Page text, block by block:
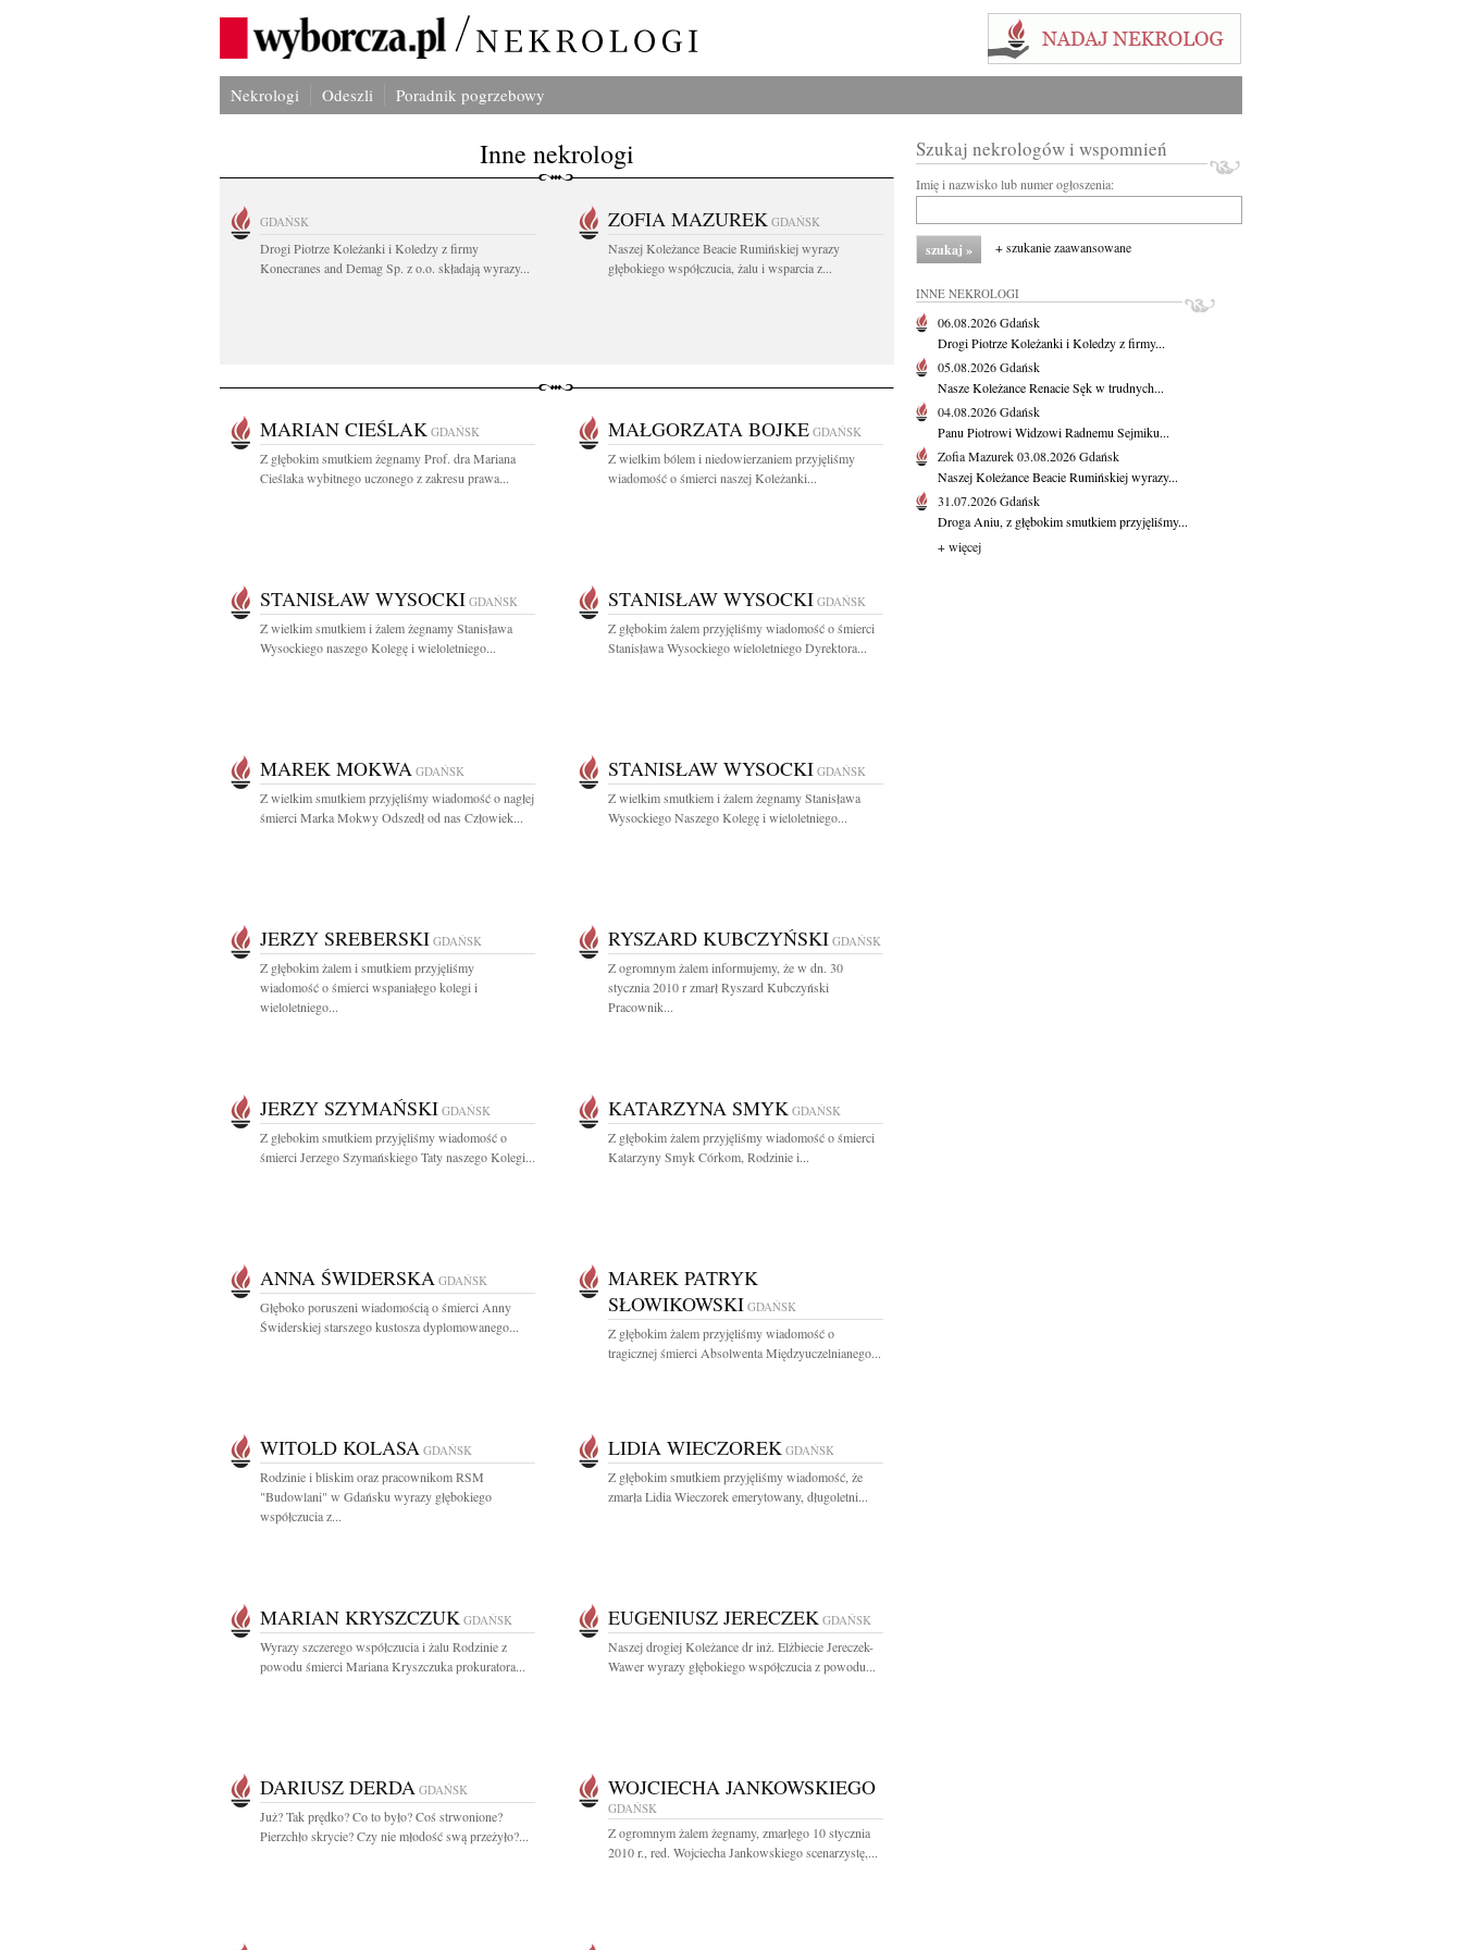
Nekrologi Odeszli Poradnik pogrzebowy
Inne nekrologi
GDAŃSK
Drogi Piotrze Koleżanki i Koledzy z firmy
Konecranes and Demag Sp. z o.o. składają wyrazy...
ZOFIA MAZUREK GDAŃSK
Naszej Koleżance Beacie Rumińskiej wyrazy
głębokiego współczucia, żalu i wsparcia z...
MARIAN CIEŚLAK GDAŃSK
Z głębokim smutkiem żegnamy Prof. dra Mariana
Cieślaka wybitnego uczonego z zakresu prawa...
MAŁGORZATA BOJKE GDAŃSK
Z wielkim bólem i niedowierzaniem przyjęliśmy
wiadomość o śmierci naszej Koleżanki...
STANISŁAW WYSOCKI GDAŃSK
Z wielkim smutkiem i żalem żegnamy Stanisława
Wysockiego naszego Kolegę i wieloletniego...
STANISŁAW WYSOCKI GDAŃSK
Z głębokim żalem przyjęliśmy wiadomość o śmierci
Stanisława Wysockiego wieloletniego Dyrektora...
MAREK MOKWA GDAŃSK
Z wielkim smutkiem przyjęliśmy wiadomość o nagłej
śmierci Marka Mokwy Odszedł od nas Człowiek...
STANISŁAW WYSOCKI GDAŃSK
Z wielkim smutkiem i żalem żegnamy Stanisława
Wysockiego Naszego Kolegę i wieloletniego...
JERZY SREBERSKI GDAŃSK
Z głębokim żalem i smutkiem przyjęliśmy
wiadomość o śmierci wspaniałego kolegi i
wieloletniego...
RYSZARD KUBCZYŃSKI GDAŃSK
Z ogromnym żalem informujemy, że w dn. 30
stycznia 2010 r zmarł Ryszard Kubczyński
Pracownik...
JERZY SZYMAŃSKI GDAŃSK
Z głebokim smutkiem przyjęliśmy wiadomość o
śmierci Jerzego Szymańskiego Taty naszego Kolegi...
KATARZYNA SMYK GDAŃSK
Z głębokim żalem przyjęliśmy wiadomość o śmierci
Katarzyny Smyk Córkom, Rodzinie i...
ANNA ŚWIDERSKA GDAŃSK
Głęboko poruszeni wiadomością o śmierci Anny
Świderskiej starszego kustosza dyplomowanego...
MAREK PATRYK
SŁOWIKOWSKI GDAŃSK
Z głębokim żalem przyjęliśmy wiadomość o
tragicznej śmierci Absolwenta Międzyuczelnianego...
WITOLD KOLASA GDAŃSK
Rodzinie i bliskim oraz pracownikom RSM
"Budowlani" w Gdańsku wyrazy głębokiego
współczucia z...
LIDIA WIECZOREK GDAŃSK
Z głębokim smutkiem przyjęliśmy wiadomość, że
zmarła Lidia Wieczorek emerytowany, długoletni...
MARIAN KRYSZCZUK GDAŃSK
Wyrazy szczerego współczucia i żalu Rodzinie z
powodu śmierci Mariana Kryszczuka prokuratora...
EUGENIUSZ JERECZEK GDAŃSK
Naszej drogiej Koleżance dr inż. Elżbiecie Jereczek-
Wawer wyrazy głębokiego współczucia z powodu...
DARIUSZ DERDA GDAŃSK
Już? Tak prędko? Co to było? Coś strwonione?
Pierzchło skrycie? Czy nie młodość swą przeżyło?...
WOJCIECHA JANKOWSKIEGO
GDAŃSK
Z ogromnym żalem żegnamy, zmarłego 10 stycznia
2010 r., red. Wojciecha Jankowskiego scenarzystę,...
Szukaj nekrologów i wspomnień
Imię i nazwisko lub numer ogłoszenia:
+ szukanie zaawansowane
INNE NEKROLOGI
06.08.2026Gdańsk
Drogi Piotrze Koleżanki i Koledzy z firmy...
05.08.2026Gdańsk
Nasze Koleżance Renacie Sęk w trudnych...
04.08.2026Gdańsk
Panu Piotrowi Widzowi Radnemu Sejmiku...
Zofia Mazurek03.08.2026Gdańsk
Naszej Koleżance Beacie Rumińskiej wyrazy...
31.07.2026Gdańsk
Droga Aniu, z głębokim smutkiem przyjęliśmy...
+ więcej